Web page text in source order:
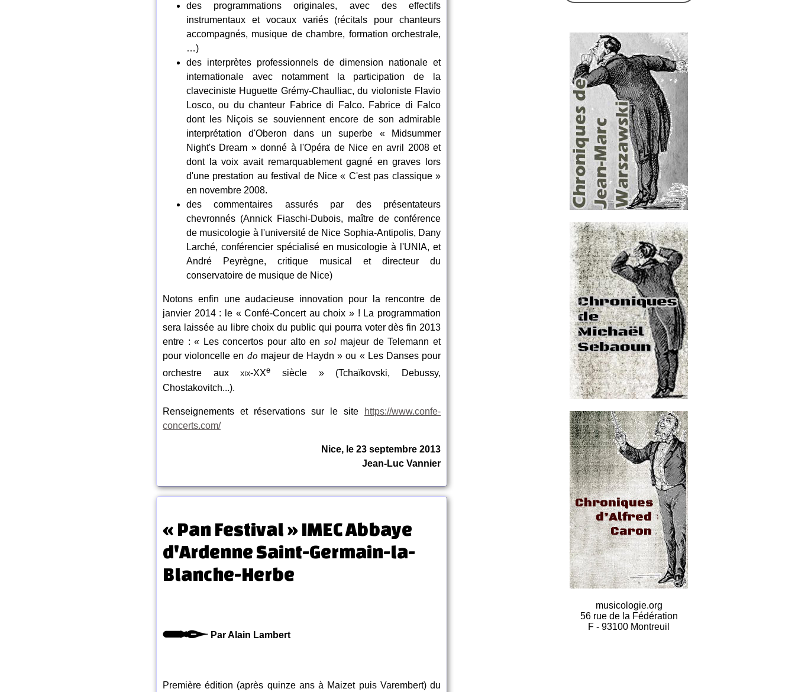
des programmations originales, avec des effectifs
instrumentaux et vocaux variés (récitals pour chanteurs
accompagnés, musique de chambre, formation orchestrale,
…)
des interprètes professionnels de dimension nationale et
internationale avec notamment la participation de la
claveciniste Huguette Grémy-Chaulliac, du violoniste Flavio
Losco, ou du chanteur Fabrice di Falco. Fabrice di Falco
dont les Niçois se souviennent encore de son admirable
interprétation d'Oberon dans un superbe « Midsummer
Night's Dream » donné à l'Opéra de Nice en avril 2008 et
dont la voix avait remarquablement gagné en graves lors
d'une prestation au festival de Nice « C'est pas classique »
en novembre 2008.
des commentaires assurés par des présentateurs
chevronnés (Annick Fiaschi-Dubois, maître de conférence
de musicologie à l'université de Nice Sophia-Antipolis, Dany
Larché, conférencier spécialisé en musicologie à l'UNIA, et
André Peyrègne, critique musical et directeur du
conservatoire de musique de Nice)
Notons enfin une audacieuse innovation pour la rencontre de
janvier 2014 : le « Confé-Concert au choix » ! La programmation
sera laissée au libre choix du public qui pourra voter dès fin 2013
entre : « Les concertos pour alto en solmajeur de Telemann et
pour violoncelle en do majeur de Haydn » ou « Les Danses pour
orchestre auxxix-XXe siècle » (Tchaïkovski, Debussy,
Chostakovitch...).
Renseignements et réservations sur le site
https://www.confe-
concerts.com/
Nice, le 23 septembre 2013
Jean-Luc Vannier
« Pan Festival » IMEC Abbaye
d'Ardenne Saint-Germain-la-
Blanche-Herbe
Par Alain Lambert
Première édition (après quinze ans à Maizet puis Varembert) du
musicologie.org
56 rue de la Fédération
F - 93100 Montreuil